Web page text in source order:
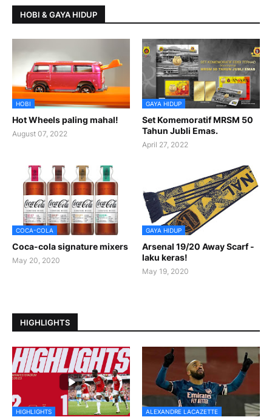
HOBI & GAYA HIDUP
HOBI
Hot Wheels paling mahal!
August 07, 2022
GAYA HIDUP
Set Komemoratif MRSM 50
Tahun Jubli Emas.
April 27, 2022
COCA-COLA
Coca-cola signature mixers
May 20, 2020
GAYA HIDUP
Arsenal 19/20 Away Scarf -
laku keras!
May 19, 2020
HIGHLIGHTS
HIGHLIGHTS ALEXANDRE LACAZETTE